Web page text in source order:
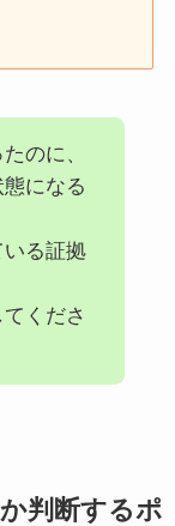
のに、
になる
る証拠
くださ
判断するポ